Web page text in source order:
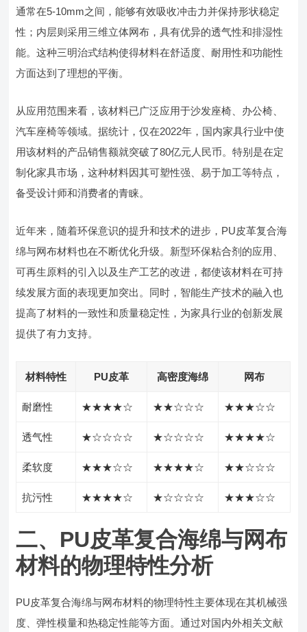
通常在5-10mm之间，能够有效吸收冲击力并保持形状稳定
性；内层则采用三维立体网布，具有优异的透气性和排湿性
能。这种三明治式结构使得材料在舒适度、耐用性和功能性
方面达到了理想的平衡。
从应用范围来看，该材料已广泛应用于沙发座椅、办公椅、
汽车座椅等领域。据统计，仅在2022年，国内家具行业中使
用该材料的产品销售额就突破了80亿元人民币。特别是在定
制化家具市场，这种材料因其可塑性强、易于加工等特点，
备受设计师和消费者的青睐。
近年来，随着环保意识的提升和技术的进步，PU皮革复合海
绵与网布材料也在不断优化升级。新型环保粘合剂的应用、
可再生原料的引入以及生产工艺的改进，都使该材料在可持
续发展方面的表现更加突出。同时，智能生产技术的融入也
提高了材料的一致性和质量稳定性，为家具行业的创新发展
提供了有力支持。
材料特性 PU皮革 高密度海绵 网布
耐磨性 ★★★★☆ ★★☆☆☆ ★★★☆☆
透气性 ★☆☆☆☆ ★☆☆☆☆ ★★★★☆
柔软度 ★★★☆☆ ★★★★☆ ★★☆☆☆
抗污性 ★★★★☆ ★☆☆☆☆ ★★★☆☆
二、PU皮革复合海绵与网布
材料的物理特性分析
PU皮革复合海绵与网布材料的物理特性主要体现在其机械强
度、弹性模量和热稳定性能等方面。通过对国内外相关文献